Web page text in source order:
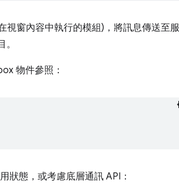
視窗內容中執行的模組)，將訊息傳送至服
物件參照：
狀態，或考慮底層通訊 API：